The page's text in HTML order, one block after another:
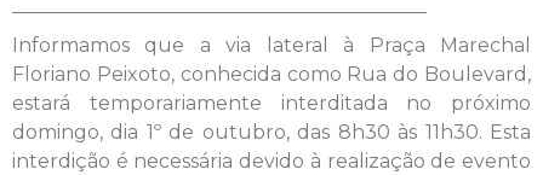
Informamos que a via lateral à Praça Marechal
Floriano Peixoto, conhecida como Rua do Boulevard,
estará temporariamente interditada no próximo
domingo, dia 1º de outubro, das 8h30 às 11h30. Esta
interdição é necessária devido à realização de evento